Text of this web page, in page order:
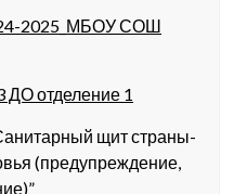
2025_МБОУ СОШ
отделение 1
щит страны-
(предупреждение,